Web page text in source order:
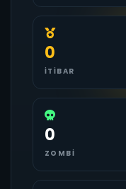
0
İTIBAR
0
ZOMBI